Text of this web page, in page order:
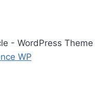
- WordPress Theme
WP